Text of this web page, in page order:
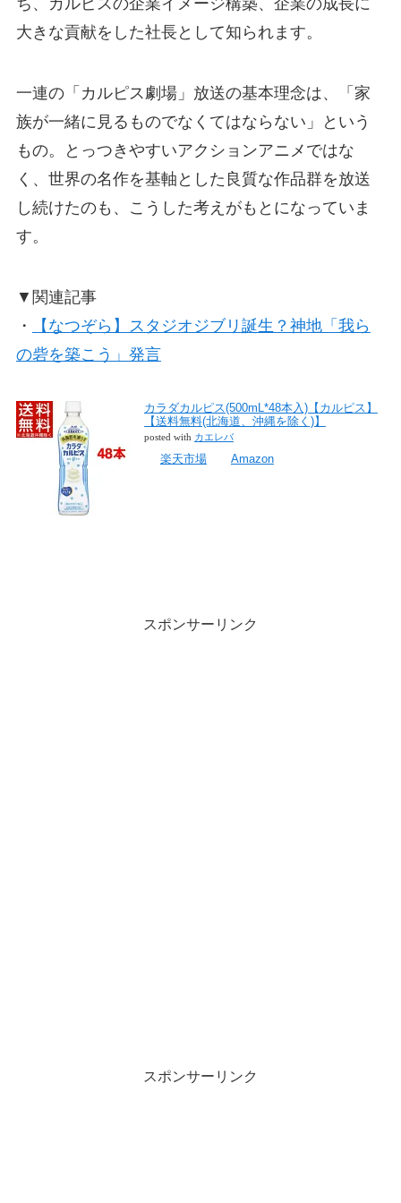
ち、カルピスの企業イメージ構築、企業の成長に
大きな貢献をした社長として知られます。
一連の「カルピス劇場」放送の基本理念は、「家
族が一緒に見るものでなくてはならない」という
もの。とっつきやすいアクションアニメではな
く、世界の名作を基軸とした良質な作品群を放送
し続けたのも、こうした考えがもとになっていま
す。
▼関連記事
・
【なつぞら】スタジオジブリ誕生？神地「我ら
の砦を築こう」発言
カラダカルピス(500mL*48本入)【カルピス】
【送料無料(北海道、沖縄を除く)】
posted with カエレバ
楽天市場 Amazon
スポンサーリンク
スポンサーリンク